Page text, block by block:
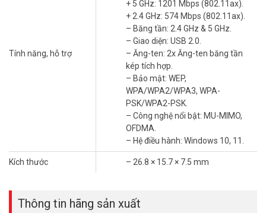
Thông số kỹ thuật USB Wi-Fi Băng Tần
Kép Nano AX1800 TP-Link Archer TX20U
– Chuẩn Wi-Fi: IEEE 802.11a/b/g/n/ac/ax (Wi-Fi 6).
+ 5 GHz: 1201 Mbps (802.11ax).
– Ăng-ten: 2x Ăng-ten băng tần kép tích hợp.
– Kích thước: 26.8 × 15.7 × 7.5 mm
Tính năng, hỗ trợ
+ 5 GHz: 1201 Mbps (802.11ax).
+ 2.4 GHz: 574 Mbps (802.11ax).
– Băng tần: 2.4 GHz & 5 GHz.
– Giao diện: USB 2.0.
– Ăng-ten: 2x Ăng-ten băng tần
kép tích hợp.
– Bảo mật: WEP,
WPA/WPA2/WPA3, WPA-
PSK/WPA2-PSK.
– Công nghệ nổi bật: MU-MIMO,
OFDMA.
– Hệ điều hành: Windows 10, 11.
Kích thước – 26.8 × 15.7 × 7.5 mm
Thông tin hãng sản xuất